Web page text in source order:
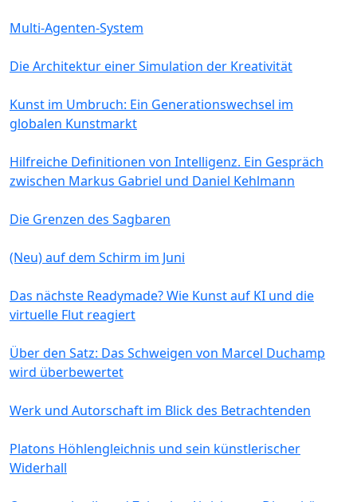
Multi-Agenten-System
Die Architektur einer Simulation der Kreativität
Kunst im Umbruch: Ein Generationswechsel im
globalen Kunstmarkt
Hilfreiche Definitionen von Intelligenz. Ein Gespräch
zwischen Markus Gabriel und Daniel Kehlmann
Die Grenzen des Sagbaren
(Neu) auf dem Schirm im Juni
Das nächste Readymade? Wie Kunst auf KI und die
virtuelle Flut reagiert
Über den Satz: Das Schweigen von Marcel Duchamp
wird überbewertet
Werk und Autorschaft im Blick des Betrachtenden
Platons Höhlengleichnis und sein künstlerischer
Widerhall